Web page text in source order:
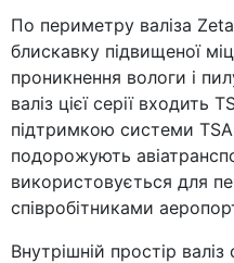
По периметру валіза
блискавку підвищеної
проникнення вологи і
валіз цієї серії
підтримкою системи
подорожують
використовується для
співробітниками
Внутрішній простір